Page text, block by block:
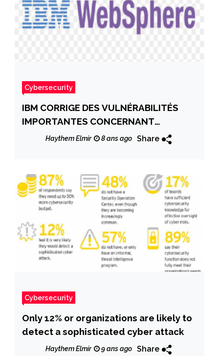
Cybersecurity
IBM CORRIGE DES VULNÉRABILITÉS
IMPORTANTES CONCERNANT
WEBSPHERE
Haythem Elmir 8 ans ago Share
Cybersecurity
Only 12% or organizations are likely to
detect a sophisticated cyber attack
Haythem Elmir 9 ans ago Share